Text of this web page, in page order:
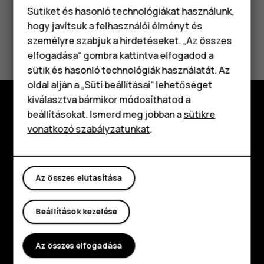
Okostelefonok
Klasszikus telefonok
Tartozékok
Táblagépek
Hasznosnak találtad?
Igen Nem
Fedezd fel
Planet and people
Támogatás
FacebookInstagram
TiktokYoutube
Sütiket és hasonló technológiákat használunk,
hogy javítsuk a felhasználói élményt és
személyre szabjuk a hirdetéseket. „Az összes
elfogadása“ gombra kattintva elfogadod a
sütik és hasonló technológiák használatát. Az
oldal alján a „Süti beállításai“ lehetőséget
kiválasztva bármikor módosíthatod a
beállításokat. Ismerd meg jobban asütikre
vonatkozó szabályzatunkat.
Az összes elutasítása
Beállítások kezelése
Az összes elfogadása